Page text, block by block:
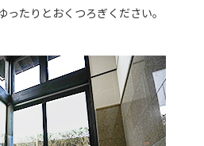
たりとおくつろぎください。